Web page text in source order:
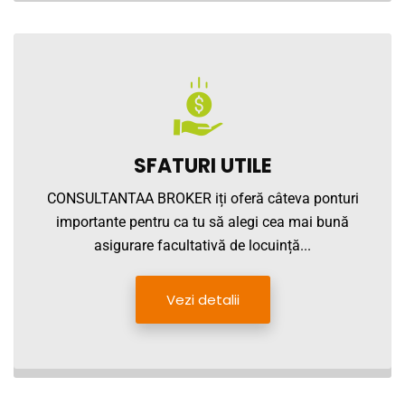
SFATURI UTILE
CONSULTANTAA BROKER iți oferă câteva ponturi
importante pentru ca tu să alegi cea mai bună
asigurare facultativă de locuință...
Vezi detalii